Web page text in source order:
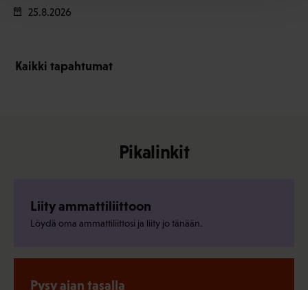
25.8.2026
Kaikki tapahtumat
Pikalinkit
Liity ammattiliittoon
Löydä oma ammattiliittosi ja liity jo tänään.
Pysy ajan tasalla